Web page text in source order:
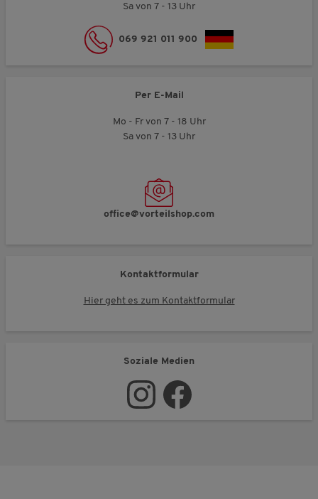
Sa von 7 - 13 Uhr
069 921 011 900
Per E-Mail
Mo - Fr von 7 - 18 Uhr
Sa von 7 - 13 Uhr
office@vorteilshop.com
Kontaktformular
Hier geht es zum Kontaktformular
Soziale Medien